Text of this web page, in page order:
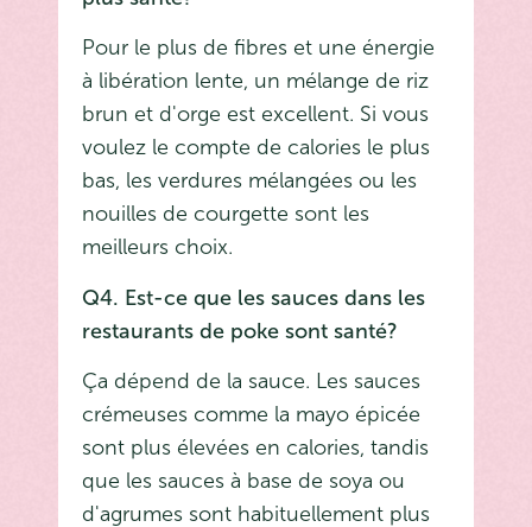
Pour le plus de fibres et une énergie
à libération lente, un mélange de riz
brun et d'orge est excellent. Si vous
voulez le compte de calories le plus
bas, les verdures mélangées ou les
nouilles de courgette sont les
meilleurs choix.
Q4. Est-ce que les sauces dans les
restaurants de poke sont santé?
Ça dépend de la sauce. Les sauces
crémeuses comme la mayo épicée
sont plus élevées en calories, tandis
que les sauces à base de soya ou
d'agrumes sont habituellement plus